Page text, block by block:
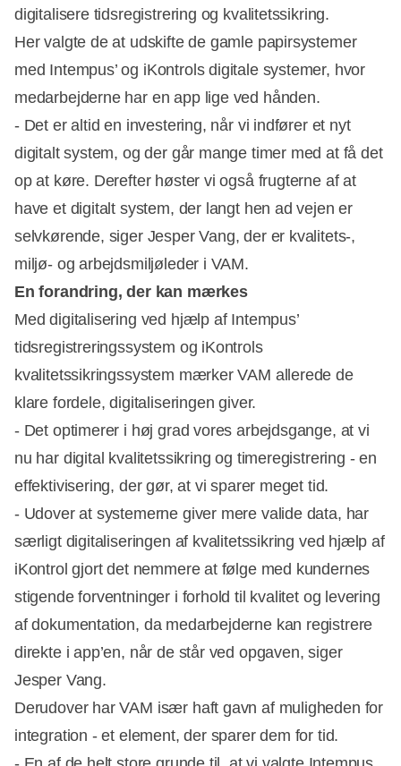
digitalisere tidsregistrering og kvalitetssikring.
Her valgte de at udskifte de gamle papirsystemer
med Intempus’ og iKontrols digitale systemer, hvor
medarbejderne har en app lige ved hånden.
- Det er altid en investering, når vi indfører et nyt
digitalt system, og der går mange timer med at få det
op at køre. Derefter høster vi også frugterne af at
have et digitalt system, der langt hen ad vejen er
selvkørende, siger Jesper Vang, der er kvalitets-,
miljø- og arbejdsmiljøleder i VAM.
En forandring, der kan mærkes
Med digitalisering ved hjælp af Intempus’
tidsregistreringssystem og iKontrols
kvalitetssikringssystem mærker VAM allerede de
klare fordele, digitaliseringen giver.
- Det optimerer i høj grad vores arbejdsgange, at vi
nu har digital kvalitetssikring og timeregistrering - en
effektivisering, der gør, at vi sparer meget tid.
- Udover at systemerne giver mere valide data, har
særligt digitaliseringen af kvalitetssikring ved hjælp af
iKontrol gjort det nemmere at følge med kundernes
stigende forventninger i forhold til kvalitet og levering
af dokumentation, da medarbejderne kan registrere
direkte i app’en, når de står ved opgaven, siger
Jesper Vang.
Derudover har VAM især haft gavn af muligheden for
integration - et element, der sparer dem for tid.